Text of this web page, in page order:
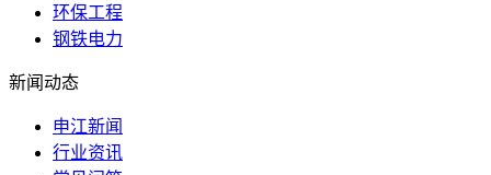
环保工程
钢铁电力
新闻动态
申江新闻
行业资讯